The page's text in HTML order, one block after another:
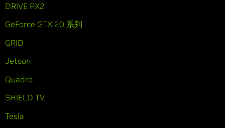
DRIVE PX2
GeForce GTX 20 系列
GRID
Jetson
Quadro
SHIELD TV
Tesla